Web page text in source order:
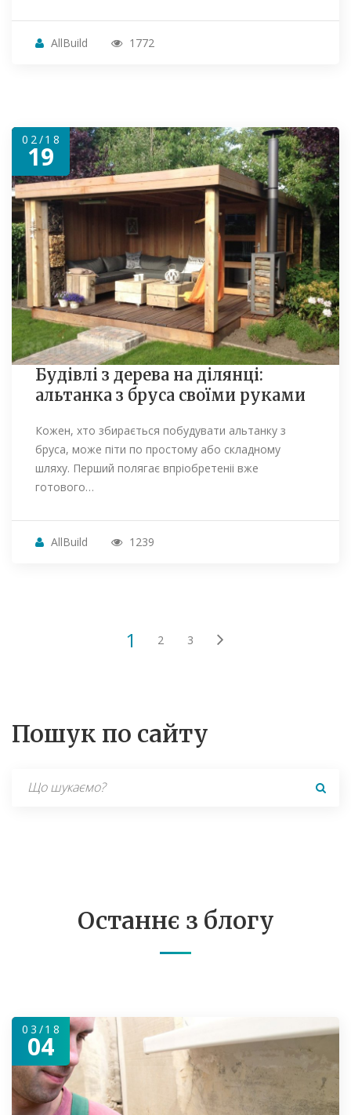
AllBuild 1772
02/18
19
Будівлі з дерева на ділянці:
альтанка з бруса своїми руками
Кожен, хто збирається побудувати альтанку з
бруса, може піти по простому або складному
шляху. Перший полягає впріобретеніі вже
готового…
AllBuild 1239
1 2 3
Пошук по сайту
Search
Останнє з блогу
03/18
04